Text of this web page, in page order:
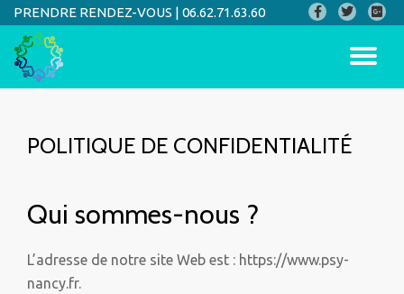
Aller
contenu
PRENDRE RENDEZ-VOUS | 06.62.71.63.60
POLITIQUE DE CONFIDENTIALITÉ
Qui sommes-nous ?
L’adresse de notre site Web est : https://www.psy-
nancy.fr.